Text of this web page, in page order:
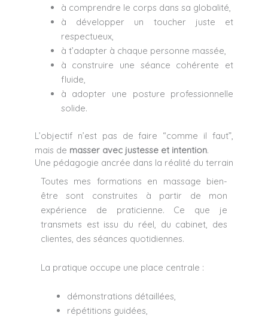
à comprendre le corps dans sa globalité,
à développer un toucher juste et
respectueux,
à t’adapter à chaque personne massée,
à construire une séance cohérente et
fluide,
à adopter une posture professionnelle
solide.
L’objectif n’est pas de faire “comme il faut”,
mais de masser avec justesse et intention.
Une pédagogie ancrée dans la réalité du terrain
Toutes mes formations en massage bien-
être sont construites à partir de mon
expérience de praticienne. Ce que je
transmets est issu du réel, du cabinet, des
clientes, des séances quotidiennes.
La pratique occupe une place centrale :
démonstrations détaillées,
répétitions guidées,